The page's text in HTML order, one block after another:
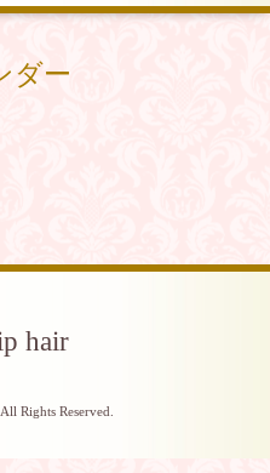
ダー
hair
Rights Reserved.